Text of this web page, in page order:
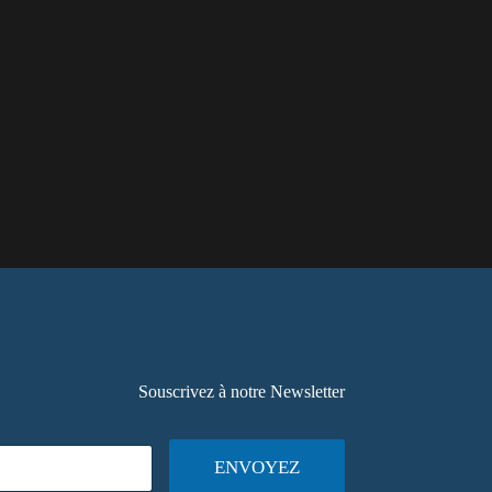
Souscrivez à notre Newsletter
ENVOYEZ